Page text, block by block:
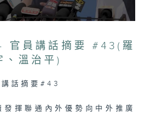
官員講話摘要 #43(羅
、溫治平)
話摘要#43
揮聯通內外優勢向中外推廣